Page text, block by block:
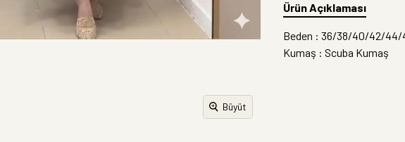
Büyüt
Ürün Açıklaması
Beden : 36/38/40/42/44/
Kumaş : Scuba Kumaş